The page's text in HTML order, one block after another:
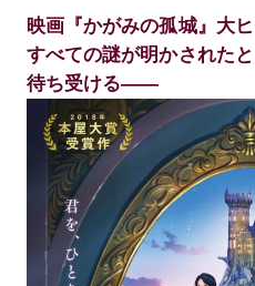
映画『かがみの孤城』大ヒ
すべての謎が明かされた
待ち受ける——